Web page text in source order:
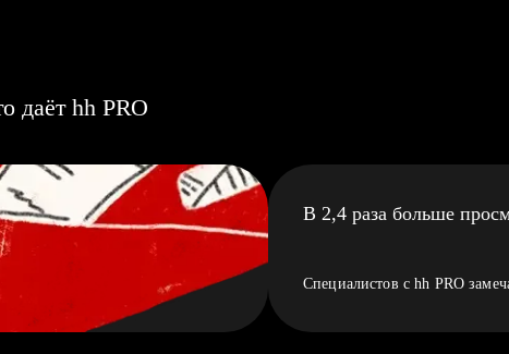
даёт hh PRO
В 2,4 раза больше
Специалистов с hh PRO